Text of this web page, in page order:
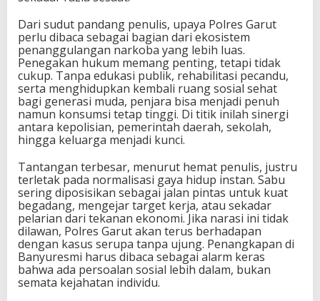
Dari sudut pandang penulis, upaya Polres Garut
perlu dibaca sebagai bagian dari ekosistem
penanggulangan narkoba yang lebih luas.
Penegakan hukum memang penting, tetapi tidak
cukup. Tanpa edukasi publik, rehabilitasi pecandu,
serta menghidupkan kembali ruang sosial sehat
bagi generasi muda, penjara bisa menjadi penuh
namun konsumsi tetap tinggi. Di titik inilah sinergi
antara kepolisian, pemerintah daerah, sekolah,
hingga keluarga menjadi kunci.
Tantangan terbesar, menurut hemat penulis, justru
terletak pada normalisasi gaya hidup instan. Sabu
sering diposisikan sebagai jalan pintas untuk kuat
begadang, mengejar target kerja, atau sekadar
pelarian dari tekanan ekonomi. Jika narasi ini tidak
dilawan, Polres Garut akan terus berhadapan
dengan kasus serupa tanpa ujung. Penangkapan di
Banyuresmi harus dibaca sebagai alarm keras
bahwa ada persoalan sosial lebih dalam, bukan
semata kejahatan individu.